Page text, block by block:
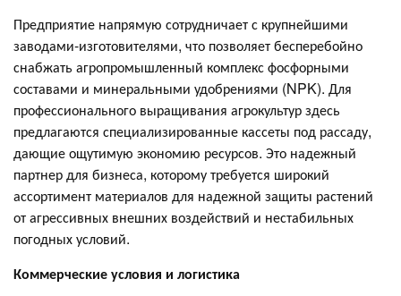
Предприятие напрямую сотрудничает с крупнейшими
заводами-изготовителями, что позволяет бесперебойно
снабжать агропромышленный комплекс фосфорными
составами и минеральными удобрениями (NPK). Для
профессионального выращивания агрокультур здесь
предлагаются специализированные кассеты под рассаду,
дающие ощутимую экономию ресурсов. Это надежный
партнер для бизнеса, которому требуется широкий
ассортимент материалов для надежной защиты растений
от агрессивных внешних воздействий и нестабильных
погодных условий.
Коммерческие условия и логистика